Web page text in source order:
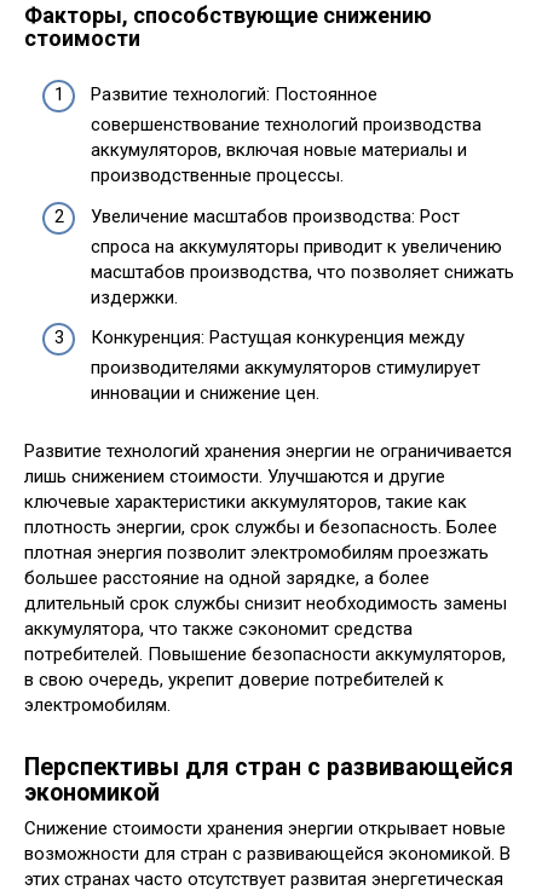
Факторы, способствующие снижению
стоимости
Развитие технологий: Постоянное
совершенствование технологий производства
аккумуляторов, включая новые материалы и
производственные процессы.
Увеличение масштабов производства: Рост
спроса на аккумуляторы приводит к увеличению
масштабов производства, что позволяет снижать
издержки.
Конкуренция: Растущая конкуренция между
производителями аккумуляторов стимулирует
инновации и снижение цен.
Развитие технологий хранения энергии не ограничивается
лишь снижением стоимости. Улучшаются и другие
ключевые характеристики аккумуляторов, такие как
плотность энергии, срок службы и безопасность. Более
плотная энергия позволит электромобилям проезжать
большее расстояние на одной зарядке, а более
длительный срок службы снизит необходимость замены
аккумулятора, что также сэкономит средства
потребителей. Повышение безопасности аккумуляторов,
в свою очередь, укрепит доверие потребителей к
электромобилям.
Перспективы для стран с развивающейся
экономикой
Снижение стоимости хранения энергии открывает новые
возможности для стран с развивающейся экономикой. В
этих странах часто отсутствует развитая энергетическая